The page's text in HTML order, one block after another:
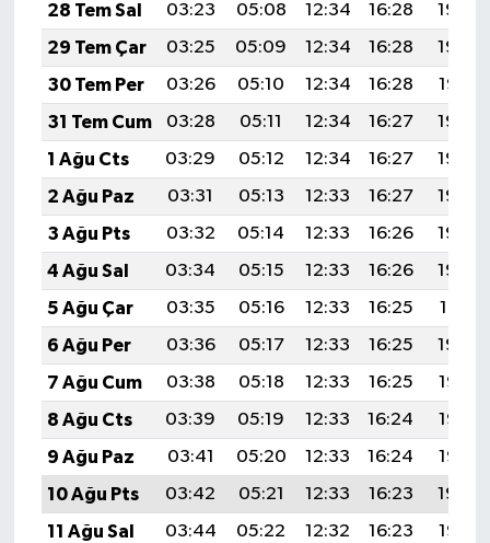
28 Tem Sal
03:23 05:08 12:34 16:28
19:49
29 Tem Çar
03:25 05:09 12:34 16:28
19:48
30 Tem Per
03:26 05:10 12:34 16:28
19:47
31 Tem Cum
03:28 05:11 12:34 16:27
19:46
1 Ağu Cts
03:29 05:12 12:34 16:27
19:45
2 Ağu Paz
03:31 05:13 12:33 16:27
19:44
3 Ağu Pts
03:32 05:14 12:33 16:26
19:43
4 Ağu Sal
03:34 05:15 12:33 16:26
19:42
5 Ağu Çar
03:35 05:16 12:33 16:25
19:41
6 Ağu Per
03:36 05:17 12:33 16:25
19:39
7 Ağu Cum
03:38 05:18 12:33 16:25
19:38
8 Ağu Cts
03:39 05:19 12:33 16:24
19:37
9 Ağu Paz
03:41 05:20 12:33 16:24
19:36
10 Ağu Pts
03:42 05:21 12:33 16:23
19:34
11 Ağu Sal
03:44 05:22 12:32 16:23
19:33